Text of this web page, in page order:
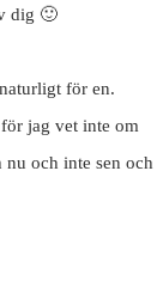
dig 🙂
för en.
jag vet inte om
och inte sen och